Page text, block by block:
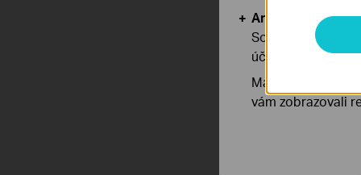
Analytické a
Soubory cookie
účelem zlepšení
Marketingové
vám zobrazovali